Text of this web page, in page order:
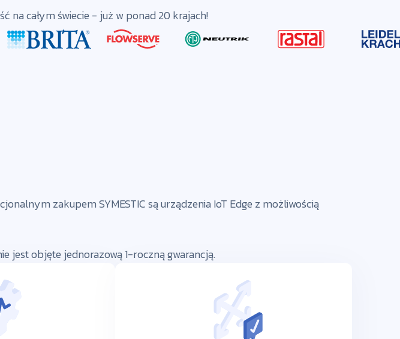
na całym świecie - już w ponad 20 krajach!
zakupem SYMESTIC są urządzenia IoT Edge z możliwością
jest objęte jednorazową 1-roczną gwarancją.